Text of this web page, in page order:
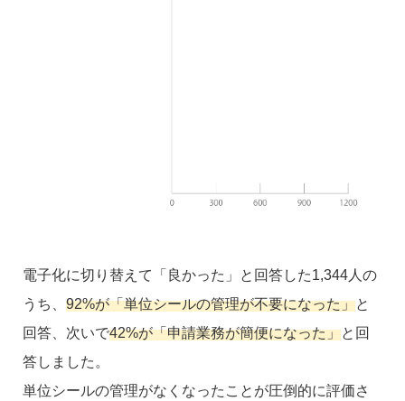
電子化に切り替えて「良かった」と回答した1,344人の
うち、 92%が「単位シールの管理が不要になった」と
回答、次いで42%が「申請業務が簡便になった」と回
答しました。
単位シールの管理がなくなったことが圧倒的に評価さ